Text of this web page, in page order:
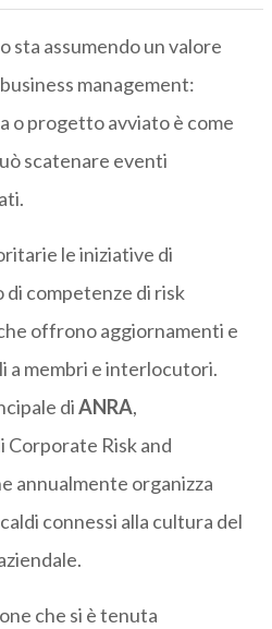
sta assumendo un valore
management:
o progetto avviato è come
scatenare eventi
le iniziative di
competenze di risk
offrono aggiornamenti e
a membri e interlocutori.
diANRA,
Corporate Risk and
annualmente organizza
connessi alla cultura del
che si è tenuta